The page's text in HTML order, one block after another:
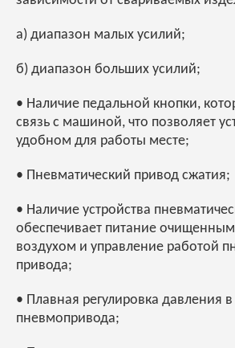
а) диапазон малых усилий;
б) диапазон больших усилий;
• Наличие педальной кнопки,
связь с машиной, что позволяет
удобном для работы месте;
• Пневматический привод сжатия;
• Наличие устройства
обеспечивает питание
воздухом и управление работой
привода;
• Плавная регулировка давления
пневмопривода;